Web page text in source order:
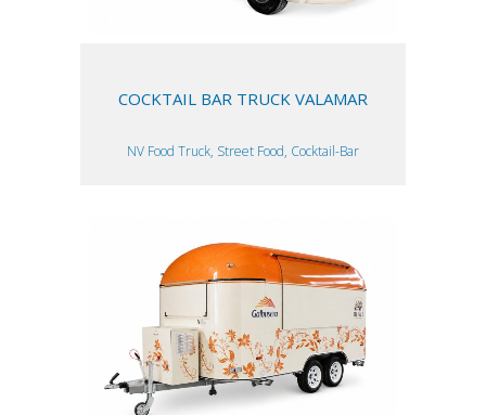
COCKTAIL BAR TRUCK VALAMAR
NV Food Truck, Street Food, Cocktail-Bar